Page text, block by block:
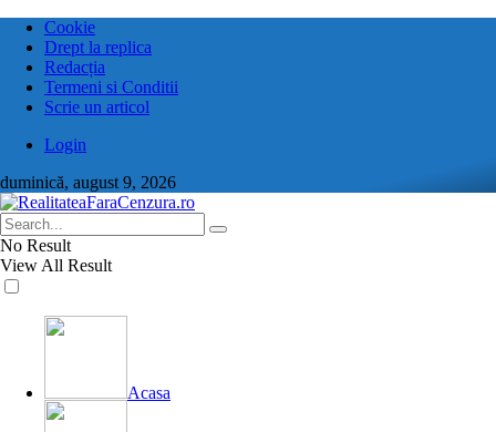
Cookie
Drept la replica
Redacția
Termeni si Conditii
Scrie un articol
Login
duminică, august 9, 2026
No Result
View All Result
Acasa